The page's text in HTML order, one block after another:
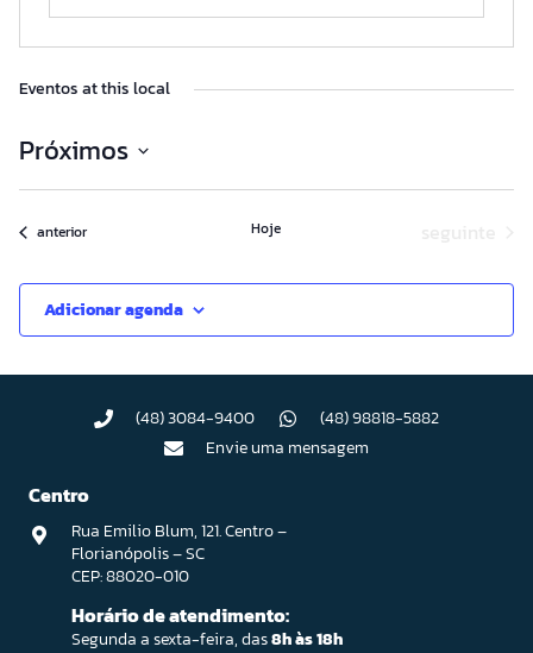
Eventos at this local
Próximos
Selecione
data.
Eventos
anterior Hoje
Adicionar agenda
(48) 3084-9400
(48) 98818-5882
Envie uma mensagem
Centro
Rua Emilio Blum, 121. Centro –
Florianópolis – SC
CEP: 88020-010
Horário de atendimento:
Segunda a sexta-feira, das8h às 18h